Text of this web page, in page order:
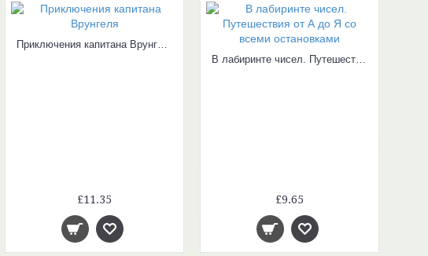
Приключения капитана Врунгеля
£11.35
В лабиринте чисел. Путешествия от А до Я со всеми остановками
£9.65